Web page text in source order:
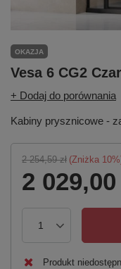
OKAZJA
Vesa 6 CG2
+ Dodaj do porównania
Kabiny prysznicowe -
2 254,59 zł (Zniżka 10
2 029,00
Produkt